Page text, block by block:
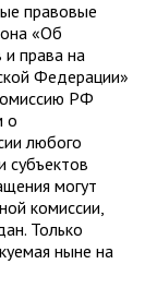
правовые
«Об
и права на
Федерации»
РФ
о
любого
субъектов
могут
комиссии,
Только
ныне на